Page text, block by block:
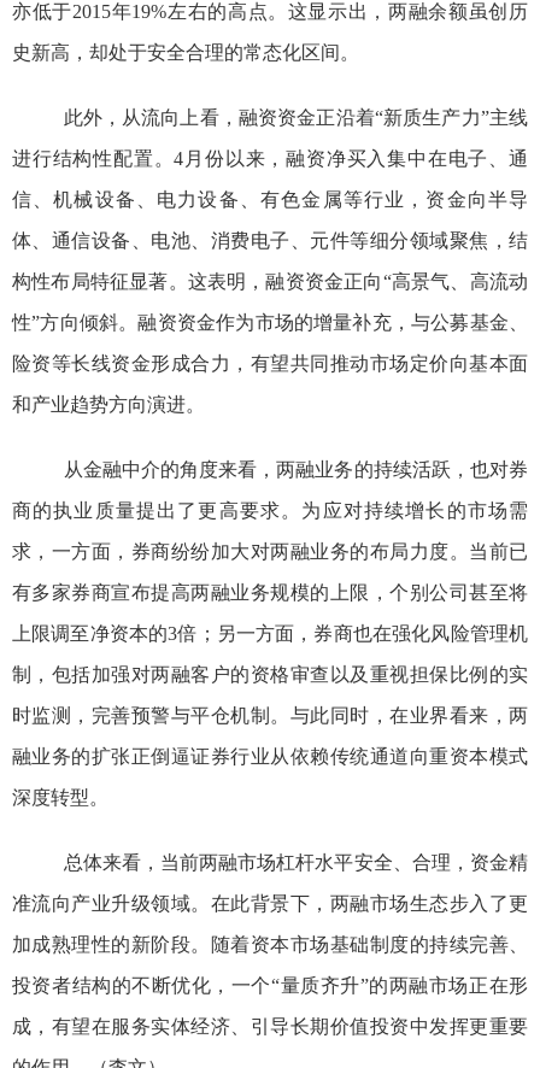
亦低于2015年19%左右的高点。这显示出，两融余额虽创历
史新高，却处于安全合理的常态化区间。
此外，从流向上看，融资资金正沿着“新质生产力”主线
进行结构性配置。4月份以来，融资净买入集中在电子、通
信、机械设备、电力设备、有色金属等行业，资金向半导
体、通信设备、电池、消费电子、元件等细分领域聚焦，结
构性布局特征显著。这表明，融资资金正向“高景气、高流动
性”方向倾斜。融资资金作为市场的增量补充，与公募基金、
险资等长线资金形成合力，有望共同推动市场定价向基本面
和产业趋势方向演进。
从金融中介的角度来看，两融业务的持续活跃，也对券
商的执业质量提出了更高要求。为应对持续增长的市场需
求，一方面，券商纷纷加大对两融业务的布局力度。当前已
有多家券商宣布提高两融业务规模的上限，个别公司甚至将
上限调至净资本的3倍；另一方面，券商也在强化风险管理机
制，包括加强对两融客户的资格审查以及重视担保比例的实
时监测，完善预警与平仓机制。与此同时，在业界看来，两
融业务的扩张正倒逼证券行业从依赖传统通道向重资本模式
深度转型。
总体来看，当前两融市场杠杆水平安全、合理，资金精
准流向产业升级领域。在此背景下，两融市场生态步入了更
加成熟理性的新阶段。随着资本市场基础制度的持续完善、
投资者结构的不断优化，一个“量质齐升”的两融市场正在形
成，有望在服务实体经济、引导长期价值投资中发挥更重要